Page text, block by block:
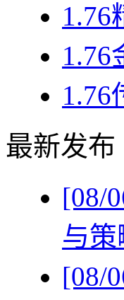
1.76
1.76
1.76
最新发布
[08/
与
[08/